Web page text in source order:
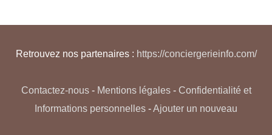
Retrouvez nos partenaires : https://conciergerieinfo.com/
Contactez-nous- Mentions légales- Confidentialité et
Informations personnelles -Ajouter un nouveau